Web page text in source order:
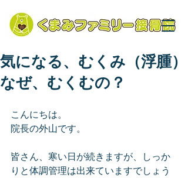
気になる、むくみ（浮腫）
なぜ、むくむの？
こんにちは。
院長の外山です。
皆さん、寒い日が続きますが、しっか
りと体調管理は出来ていますでしょう